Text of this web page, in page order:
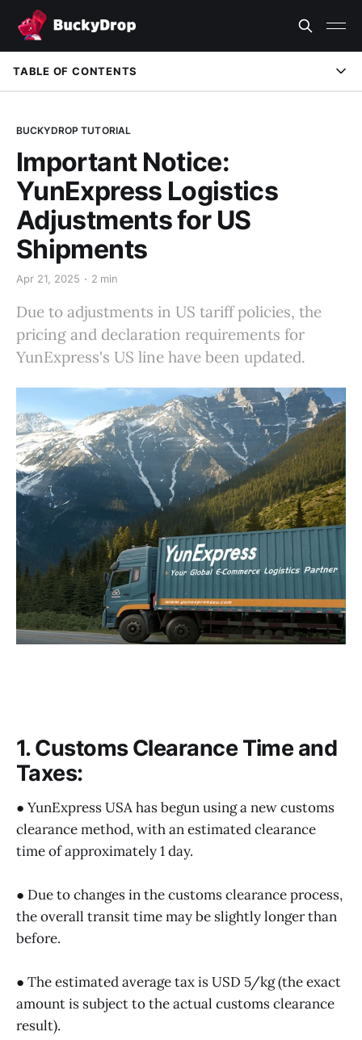
TABLE OF CONTENTS
3. Declaration Requirements:
重要なお知らせ：雲途アメリカ向けルートに関する最新情報
BUCKYDROP TUTORIAL
Important Notice:
YunExpress Logistics
Adjustments for US
Shipments
Apr 21, 2025 2 min
Due to adjustments in US tariff policies, the
pricing and declaration requirements for
YunExpress's US line have been updated.
1. Customs Clearance Time and
Taxes:
● YunExpress USA has begun using a new customs
clearance method, with an estimated clearance
time of approximately 1 day.
● Due to changes in the customs clearance process,
the overall transit time may be slightly longer than
before.
● The estimated average tax is USD 5/kg (the exact
amount is subject to the actual customs clearance
result).